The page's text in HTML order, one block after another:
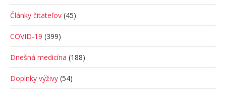
Články čitateľov (45)
COVID-19 (399)
Dnešná medicína (188)
Doplnky výživy (54)